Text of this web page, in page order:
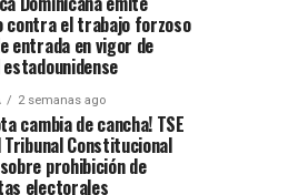
contra el trabajo forzoso
entrada en vigor de
2 semanas ago
cambia de cancha! TSE
Tribunal Constitucional
prohibición de
electorales